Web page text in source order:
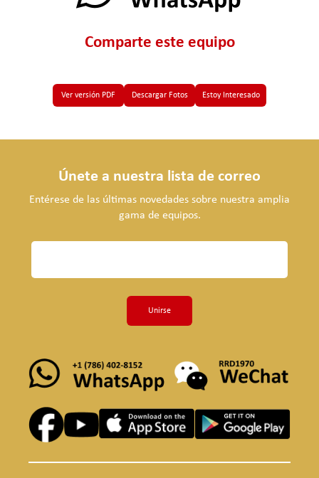
Comparte este equipo
Ver versión PDF Descargar Fotos Estoy Interesado
Únete a nuestra lista de correo
Entérese de las últimas novedades sobre nuestra amplia
gama de equipos.
Unirse